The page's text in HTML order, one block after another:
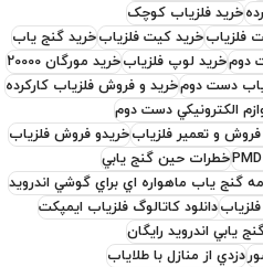
خريد فلزياب کوچک
فلزيابخريد کيت فلزيابخريد گنج ياب
دومخريد لوپ فلزيابخريد مورگان 20000
دست دومخريد و فروش فلزياب کارکرده
الکترونيکي دست دوم
فروش و تعمير فلزيابخريدو فروش فلزياب
خطرات حين گنج يابي
گنج ياب ماهواره اي براي گوشي اندرويد
فلزيابدانلود کاتالوگ فلزياب ايمپکت
يابي اندرويد رايگان
دزدي از منازل با طلاياب